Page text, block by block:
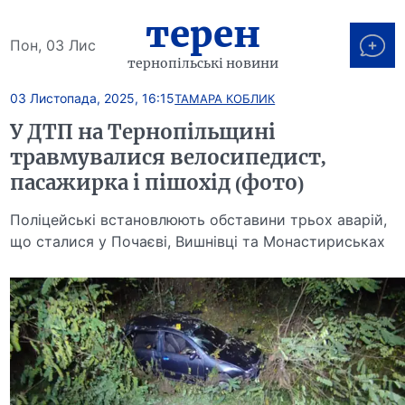
Пон, 03 Лис терен
тернопільські новини
03 Листопада, 2025, 16:15ТАМАРА КОБЛИК
У ДТП на Тернопільщині
травмувалися велосипедист,
пасажирка і пішохід (фото)
Поліцейські встановлюють обставини трьох аварій,
що сталися у Почаєві, Вишнівці та Монастириськах